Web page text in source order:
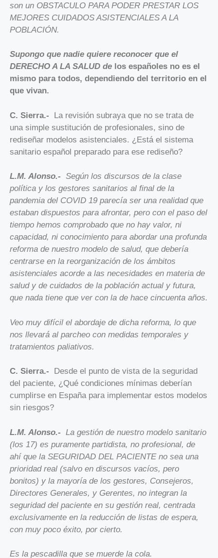
son un OBSTACULO PARA PODER PRESTAR LOS
MEJORES CUIDADOS ASISTENCIALES A LA
POBLACIÓN.
Supongo que nadie quiere reconocer que el
DERECHO A LA SALUD de los españoles no es el
mismo para todos, dependiendo del territorio en el
que vivan.
C. Sierra.- La revisión subraya que no se trata de
una simple sustitución de profesionales, sino de
rediseñar modelos asistenciales. ¿Está el sistema
sanitario español preparado para ese rediseño?
L.M. Alonso.- Según los discursos de la clase
política y los gestores sanitarios al final de la
pandemia del COVID 19 parecía ser una realidad que
estaban dispuestos para afrontar, pero con el paso del
tiempo hemos comprobado que no hay valor, ni
capacidad, ni conocimiento para abordar una profunda
reforma de nuestro modelo de salud, que debería
centrarse en la reorganización de los ámbitos
asistenciales acorde a las necesidades en materia de
salud y de cuidados de la población actual y futura,
que nada tiene que ver con la de hace cincuenta años.
Veo muy difícil el abordaje de dicha reforma, lo que
nos llevará al parcheo con medidas temporales y
tratamientos paliativos.
C. Sierra.- Desde el punto de vista de la seguridad
del paciente, ¿Qué condiciones mínimas deberían
cumplirse en España para implementar estos modelos
sin riesgos?
L.M. Alonso.- La gestión de nuestro modelo sanitario
(los 17) es puramente partidista, no profesional, de
ahí que la SEGURIDAD DEL PACIENTE no sea una
prioridad real (salvo en discursos vacíos, pero
bonitos) y la mayoría de los gestores, Consejeros,
Directores Generales, y Gerentes, no integran la
seguridad del paciente en su gestión real, centrada
exclusivamente en la reducción de listas de espera,
con muy poco éxito, por cierto.
Es la pescadilla que se muerde la cola.